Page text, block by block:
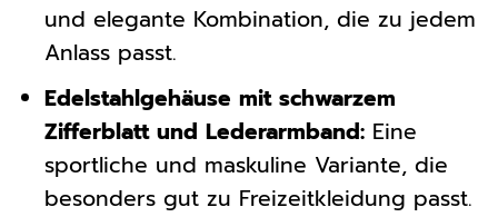
und elegante Kombination, die zu jedem
Anlass passt.
Edelstahlgehäuse mit schwarzem
Zifferblatt und Lederarmband:Eine
sportliche und maskuline Variante, die
besonders gut zu Freizeitkleidung passt.